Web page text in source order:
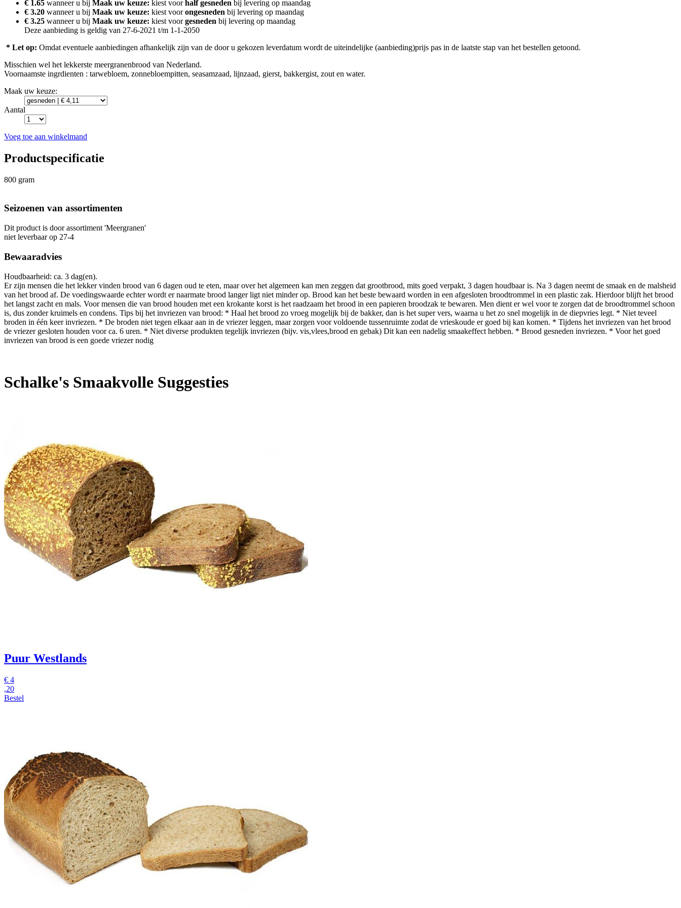
€ 1.65 wanneer u bij Maak uw keuze: kiest voorhalf gesneden bij levering op maandag
€ 3.20 wanneer u bij Maak uw keuze: kiest voorongesneden bij levering op maandag
€ 3.25 wanneer u bij Maak uw keuze: kiest voorgesneden bij levering op maandag
Deze aanbieding is geldig van 27-6-2021 t/m 1-1-2050
* Let op: Omdat eventuele aanbiedingen afhankelijk zijn van de door u gekozen leverdatum wordt de uiteindelijke (aanbieding)prijs pas in de laatste stap van het bestellen getoond.
Misschien wel het lekkerste meergranenbrood van Nederland.
Voornaamste ingrdienten : tarwebloem, zonnebloempitten, seasamzaad, lijnzaad, gierst, bakkergist, zout en water.
Maak uw keuze:
Aantal
Voeg toe aan winkelmand
Productspecificatie
800 gram
Seizoenen van assortimenten
Dit product is door assortiment 'Meergranen'
niet leverbaar op 27-4
Bewaaradvies
Houdbaarheid: ca. 3 dag(en).
Er zijn mensen die het lekker vinden brood van 6 dagen oud te eten, maar over het algemeen kan men zeggen dat grootbrood, mits goed verpakt, 3 dagen houdbaar is. Na 3 dagen neemt de smaak en de malsheid
van het brood af. De voedingswaarde echter wordt er naarmate brood langer ligt niet minder op. Brood kan het beste bewaard worden in een afgesloten broodtrommel in een plastic zak. Hierdoor blijft het brood
het langst zacht en mals. Voor mensen die van brood houden met een krokante korst is het raadzaam het brood in een papieren broodzak te bewaren. Men dient er wel voor te zorgen dat de broodtrommel schoon
is, dus zonder kruimels en condens. Tips bij het invriezen van brood: * Haal het brood zo vroeg mogelijk bij de bakker, dan is het super vers, waarna u het zo snel mogelijk in de diepvries legt. * Niet teveel
broden in één keer invriezen. * De broden niet tegen elkaar aan in de vriezer leggen, maar zorgen voor voldoende tussenruimte zodat de vrieskoude er goed bij kan komen. * Tijdens het invriezen van het brood
de vriezer gesloten houden voor ca. 6 uren. * Niet diverse produkten tegelijk invriezen (bijv. vis,vlees,brood en gebak) Dit kan een nadelig smaakeffect hebben. * Brood gesneden invriezen. * Voor het goed
invriezen van brood is een goede vriezer nodig
Schalke's Smaakvolle Suggesties
Puur Westlands
€ 4
,20
Bestel